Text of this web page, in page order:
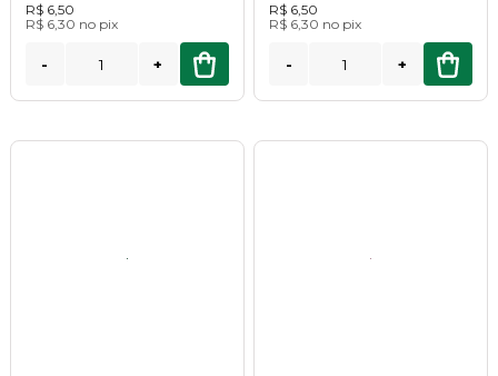
R$ 6,50
R$ 6,30 no pix
- +
R$ 6,50
R$ 6,30 no pix
- +